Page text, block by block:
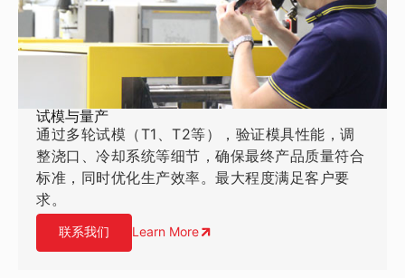
试模与量产
通过多轮试模（T1、T2等），验证模具性能，调
整浇口、冷却系统等细节，确保最终产品质量符合
标准，同时优化生产效率。最大程度满足客户要
求。
联系我们 Learn More